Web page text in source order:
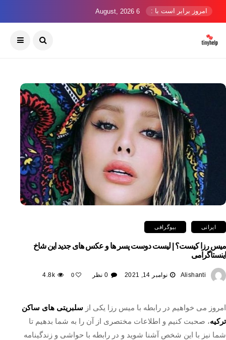
امروز برابر است با : 6 August, 2026
ایرانی بیوگرافی
میس رزا کیست؟ | لیست دوست پسر ها و عکس های جدید این شاخ
اینستاگرامی
Alishanti نوامبر 14, 2021 0 نظر 0
4.8k
امروز می خواهیم در رابطه با میس رزا یکی از سلبریتی های ساکن
ترکیه، صحبت کنیم و اطلاعات مختصری از آن را به شما بدهیم تا
شما نیز با این شخص آشنا شوید و در رابطه با حواشی و زندگینامه